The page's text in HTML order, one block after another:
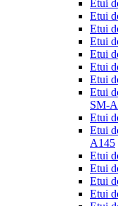
Etui
Etui
Etui
Etui
Etui
Etui
Etui
Etui
SM-
Etui
Etui
A145
Etui
Etui
Etui
Etui